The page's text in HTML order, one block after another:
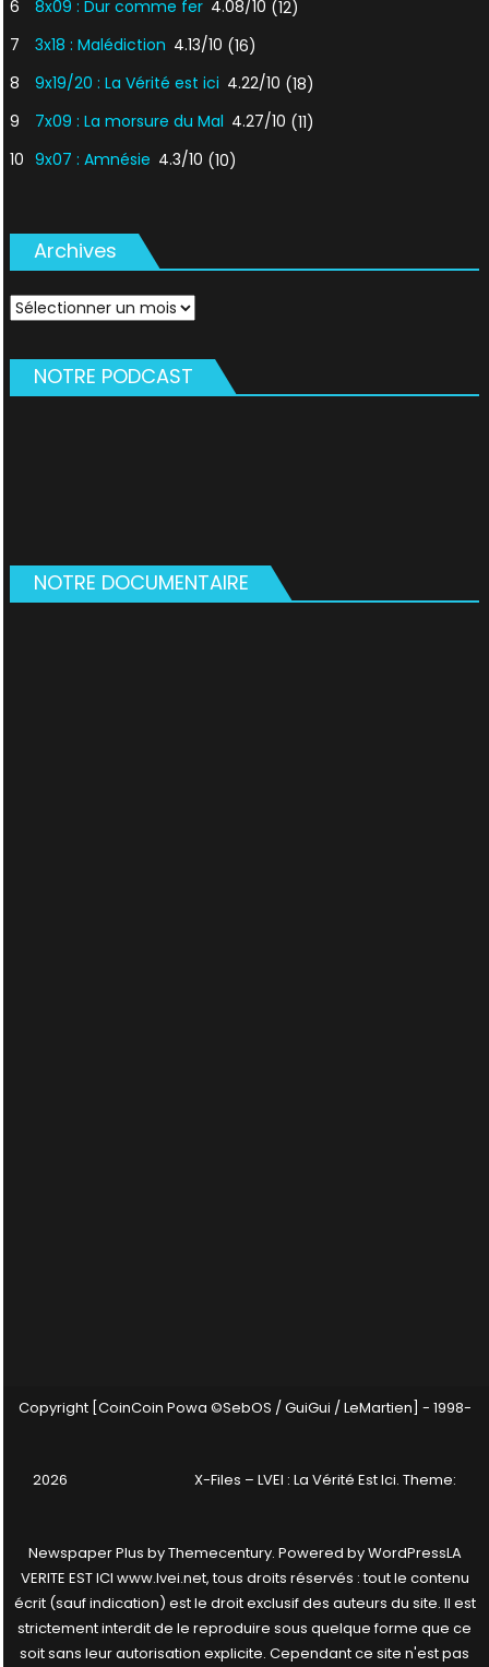
6
8x09 : Dur comme fer 4.08/10 (12)
7
3x18 : Malédiction 4.13/10 (16)
8
9x19/20 : La Vérité est ici 4.22/10 (18)
9
7x09 : La morsure du Mal 4.27/10 (11)
10 9x07 : Amnésie 4.3/10 (10)
Archives
Archives
NOTRE PODCAST
NOTRE DOCUMENTAIRE
Copyright [CoinCoin Powa ©SebOS / GuiGui / LeMartien] - 1998-
2026 X-Files – LVEI : La Vérité Est Ici. Theme:
Newspaper Plus byThemecentury. Powered byWordPressLA
VERITE EST ICI www.lvei.net, tous droits réservés : tout le contenu
écrit (sauf indication) est le droit exclusif des auteurs du site. Il est
strictement interdit de le reproduire sous quelque forme que ce
soit sans leur autorisation explicite. Cependant ce site n'est pas